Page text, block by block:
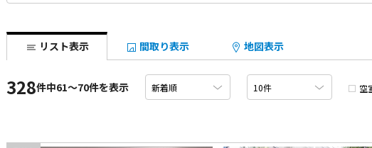
リスト表示 間取り表示 地図表示
328件中61〜70件を表示 空